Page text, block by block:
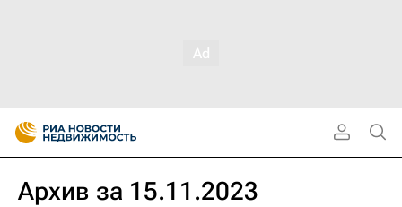
Архив за 15.11.2023